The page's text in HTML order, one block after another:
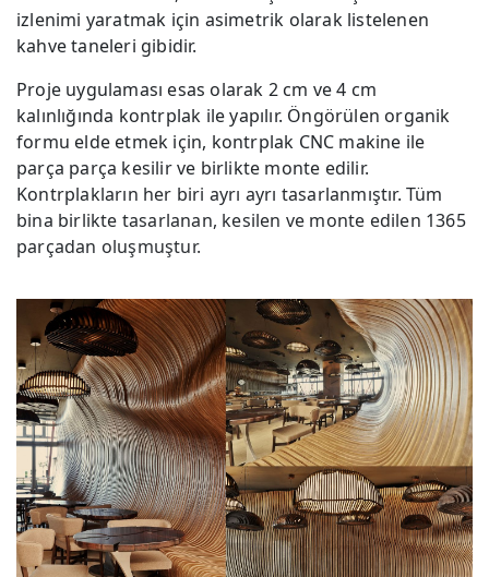
izlenimi yaratmak için asimetrik olarak listelenen
kahve taneleri gibidir.
Proje uygulaması esas olarak 2 cm ve 4 cm
kalınlığında kontrplak ile yapılır. Öngörülen organik
formu elde etmek için, kontrplak CNC makine ile
parça parça kesilir ve birlikte monte edilir.
Kontrplakların her biri ayrı ayrı tasarlanmıştır. Tüm
bina birlikte tasarlanan, kesilen ve monte edilen 1365
parçadan oluşmuştur.